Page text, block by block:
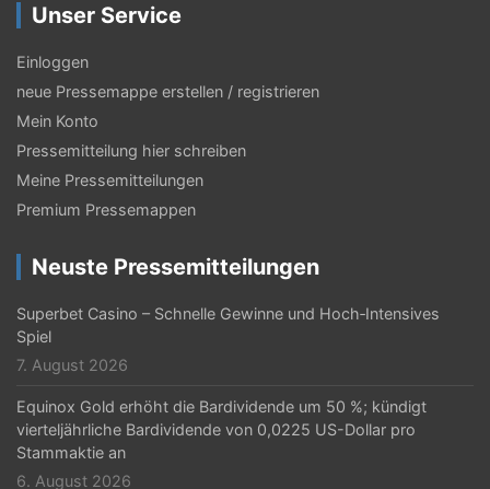
Unser Service
Einloggen
neue Pressemappe erstellen / registrieren
Mein Konto
Pressemitteilung hier schreiben
Meine Pressemitteilungen
Premium Pressemappen
Neuste Pressemitteilungen
Superbet Casino – Schnelle Gewinne und Hoch‑Intensives
Spiel
7. August 2026
Equinox Gold erhöht die Bardividende um 50 %; kündigt
vierteljährliche Bardividende von 0,0225 US-Dollar pro
Stammaktie an
6. August 2026